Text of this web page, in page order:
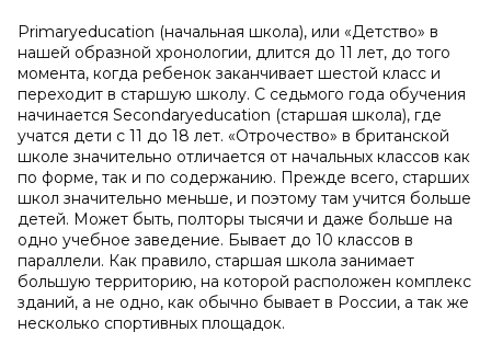
Primaryeducation (начальная школа), или «Детство» в
нашей образной хронологии, длится до 11 лет, до того
момента, когда ребенок заканчивает шестой класс и
переходит в старшую школу. С седьмого года обучения
начинается Secondaryeducation (старшая школа), где
учатся дети с 11 до 18 лет. «Отрочество» в британской
школе значительно отличается от начальных классов как
по форме, так и по содержанию. Прежде всего, старших
школ значительно меньше, и поэтому там учится больше
детей. Может быть, полторы тысячи и даже больше на
одно учебное заведение. Бывает до 10 классов в
параллели. Как правило, старшая школа занимает
большую территорию, на которой расположен комплекс
зданий, а не одно, как обычно бывает в России, а так же
несколько спортивных площадок.